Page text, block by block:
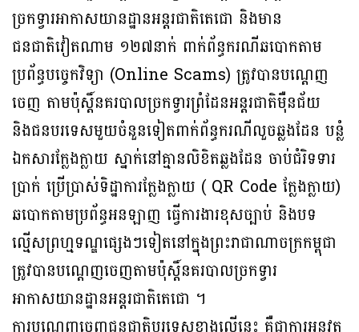
ច្រកទ្វារអាកាសយានដ្ឋានអន្តរជាតិតេជោ និងមាន
ជនជាតិវៀតណាម ១២៧នាក់ ពាក់ព័ន្ធករណីឆបោកតាម
ប្រព័ន្ធបច្ចេកវិទ្យា (Online Scams) ត្រូវបានបណ្ដេញ
ចេញ តាមប៉ុស្តិ៍នគរបាលច្រកទ្វារព្រំដែនអន្តរជាតិម៉ឺនជ័យ
និងជនបរទេសមួយចំនួនទៀតពាក់​ព័ន្ធករណីលួចឆ្លងដែន បន្លំ
ឯកសារក្លែងក្លាយ ស្នាក់នៅគ្មានលិខិតឆ្លងដែន ចាប់ជំរិទទារ
ប្រាក់ ប្រើប្រាស់ទិដ្ឋាការក្លែងក្លាយ ( QR Code ក្លែងក្លាយ)
ឆបោកតាមប្រព័ន្ធអនឡាញ ធ្វើ​ការងារ​ខុស​ច្បាប់ និងបទ
ល្មើសព្រហ្មទណ្ឌផ្សេងៗទៀតនៅក្នុងព្រះរាជាណាចក្រកម្ពុជា
ត្រូវបានបណ្ដេញចេញតាមប៉ុស្តិ៍នគរបាលច្រកទ្វារ
អាកាសយានដ្ឋានអន្តរជាតិតេជោ ។